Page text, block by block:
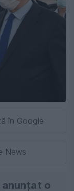
în Google
News
anunțat o